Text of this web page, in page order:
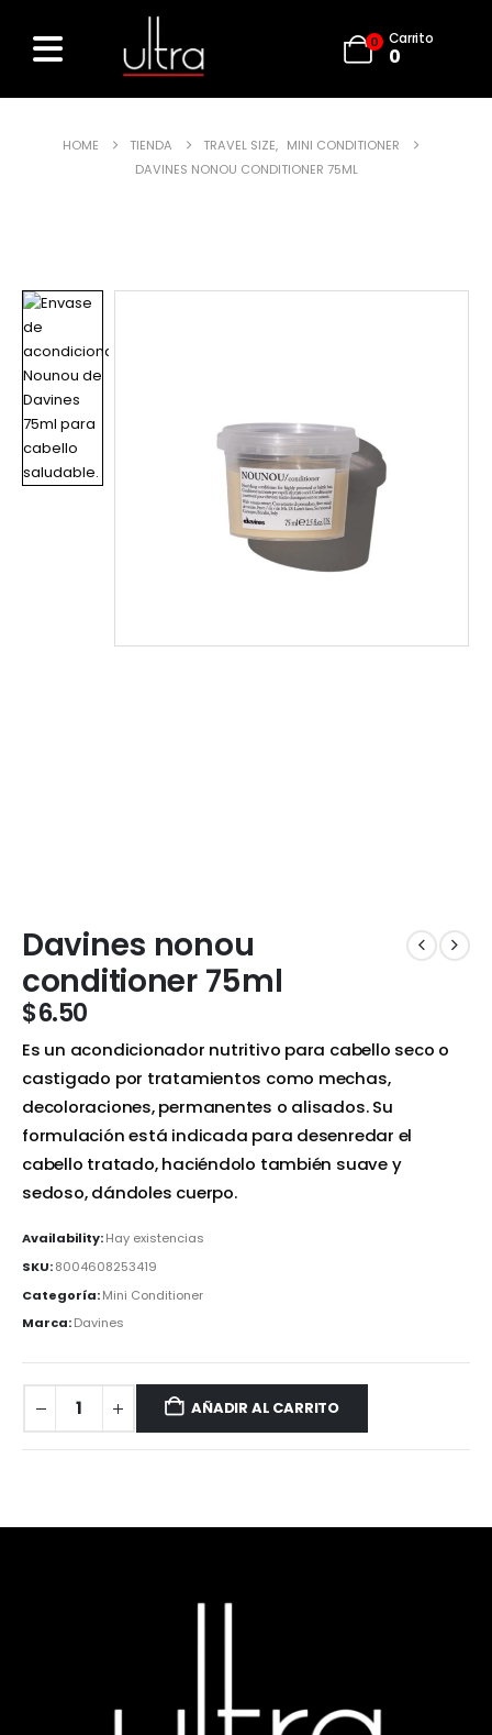
0 Carrito
0
HOME TIENDA TRAVEL SIZE, MINI CONDITIONER
DAVINES NONOU CONDITIONER 75ML
Davines nonou
conditioner 75ml
$6.50
Es un acondicionador nutritivo para cabello seco o
castigado por tratamientos como mechas,
decoloraciones, permanentes o alisados. Su
formulación está indicada para desenredar el
cabello tratado, haciéndolo también suave y
sedoso, dándoles cuerpo.
Availability:Hay existencias
SKU:8004608253419
Categoría:Mini Conditioner
Marca:Davines
AÑADIR AL CARRITO